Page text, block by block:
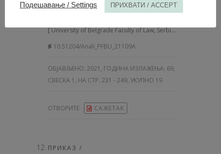
АУТОР /
[University of Belgrade Faculty of Law, Serbia ]
10.51204/Anali_PFBU_21109A
ОБЈАВЉЕНО: 2021, ГОДИНА ИЗЛАЖЕЊА: 69,
СВЕСКА 1, НА СТР. 231 - 249, УКУПНО 19
ОТВОРИТЕ САЖЕТАК
ПРИКАЗ /
Подешавање / Settings ПРИХВАТИ / ACCEPT